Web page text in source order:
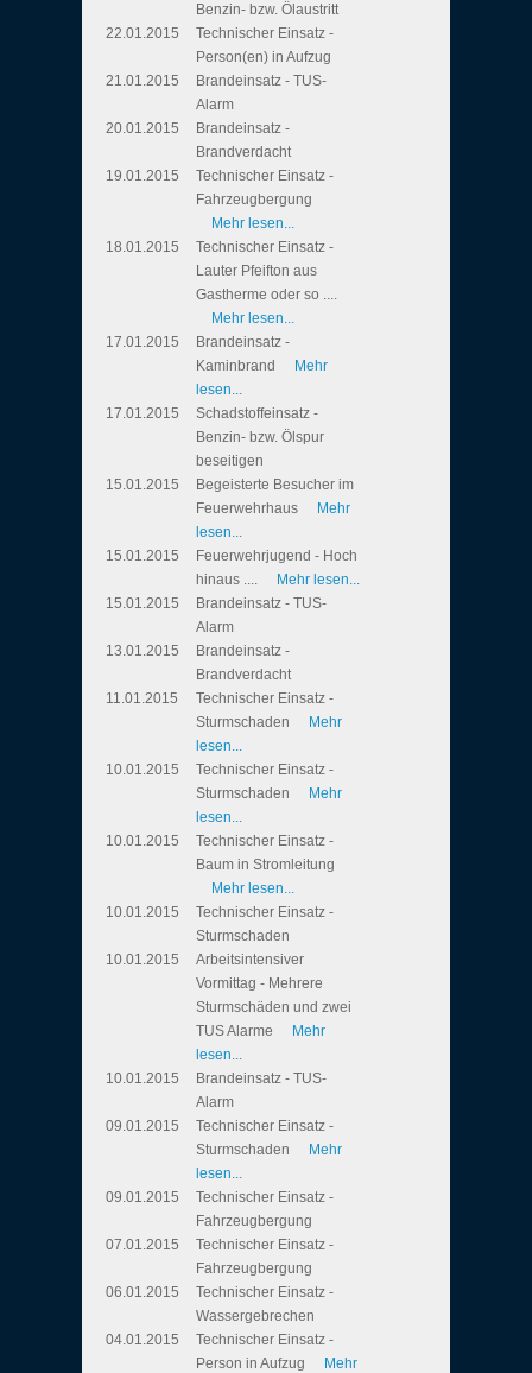
Benzin- bzw. Ölaustritt
22.01.2015
Technischer Einsatz -
Person(en) in Aufzug
21.01.2015
Brandeinsatz - TUS-
Alarm
20.01.2015
Brandeinsatz -
Brandverdacht
19.01.2015
Technischer Einsatz -
Fahrzeugbergung
Mehr lesen...
18.01.2015
Technischer Einsatz -
Lauter Pfeifton aus
Gastherme oder so ....
Mehr lesen...
17.01.2015
Brandeinsatz -
Kaminbrand
Mehr
lesen...
17.01.2015
Schadstoffeinsatz -
Benzin- bzw. Ölspur
beseitigen
15.01.2015
Begeisterte Besucher im
Feuerwehrhaus
Mehr
lesen...
15.01.2015
Feuerwehrjugend - Hoch
hinaus ....
Mehr lesen...
15.01.2015
Brandeinsatz - TUS-
Alarm
13.01.2015
Brandeinsatz -
Brandverdacht
11.01.2015
Technischer Einsatz -
Sturmschaden
Mehr
lesen...
10.01.2015
Technischer Einsatz -
Sturmschaden
Mehr
lesen...
10.01.2015
Technischer Einsatz -
Baum in Stromleitung
Mehr lesen...
10.01.2015
Technischer Einsatz -
Sturmschaden
10.01.2015
Arbeitsintensiver
Vormittag - Mehrere
Sturmschäden und zwei
TUS Alarme
Mehr
lesen...
10.01.2015
Brandeinsatz - TUS-
Alarm
09.01.2015
Technischer Einsatz -
Sturmschaden
Mehr
lesen...
09.01.2015
Technischer Einsatz -
Fahrzeugbergung
07.01.2015
Technischer Einsatz -
Fahrzeugbergung
06.01.2015
Technischer Einsatz -
Wassergebrechen
04.01.2015
Technischer Einsatz -
Person in Aufzug
Mehr